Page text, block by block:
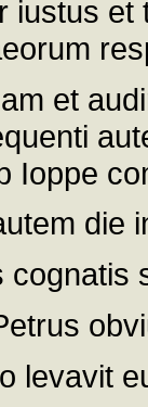
iustus et
et
Ioppe
die
cognatis
levavit